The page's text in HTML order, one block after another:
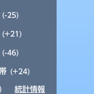
(-25)
(+21)
(-46)
(+24)
統計情報